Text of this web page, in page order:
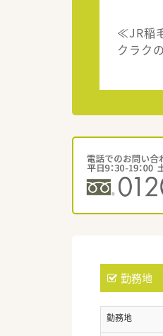
≪JR稲
クラク
勤務地
勤務地